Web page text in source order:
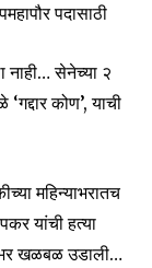
पदासाठी
सेनेच्या २
कोण’, याची
महिन्याभरातच
यांची हत्या
खळबळ उडाली…